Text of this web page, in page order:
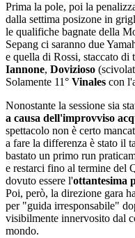
Prima la pole, poi la
dalla settima posizone in
le qualifiche bagnate della
Sepang ci saranno due
e quella di Rossi, staccato di
Iannone, Dovizioso
Solamente 11° Vinales con
Nonostante la sessione sia
a causa dell'improvviso
spettacolo non è certo
a fare la differenza è stato il
bastato un primo run
e restarci fino al termine del
dovuto essere l'ottantesima
Poi, però, la direzione gara
per "guida irresponsabile"
visibilmente innervosito dal
mondo.